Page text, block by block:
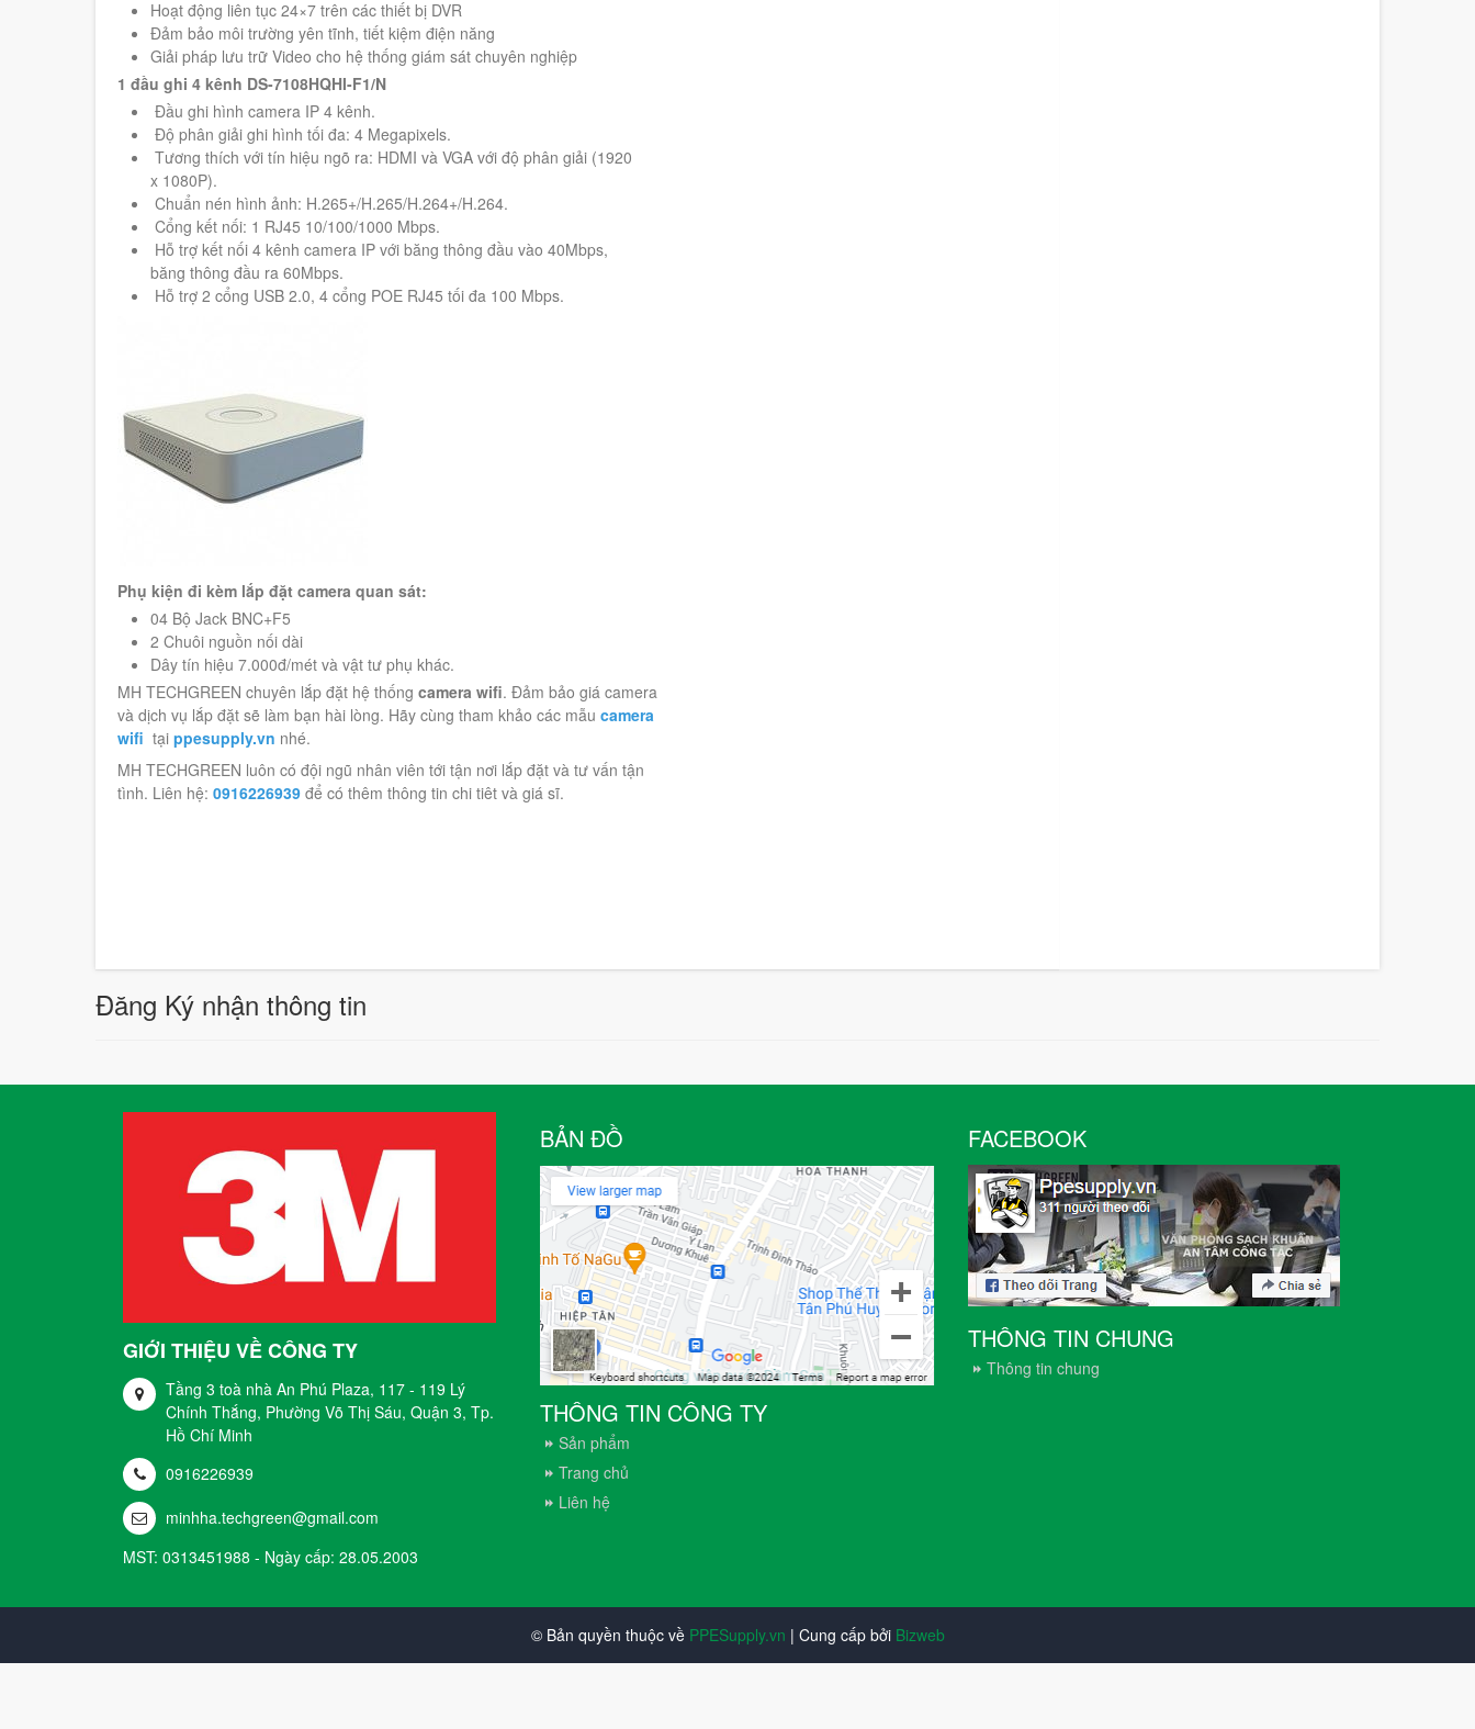
Hoạt động liên tục 24×7 trên các thiết bị DVR
Đảm bảo môi trường yên tĩnh, tiết kiệm điện năng
Giải pháp lưu trữ Video cho hệ thống giám sát chuyên nghiệp
1 đầu ghi 4 kênh DS-7108HQHI-F1/N
Đầu ghi hình camera IP 4 kênh.
Độ phân giải ghi hình tối đa: 4 Megapixels.
Tương thích với tín hiệu ngõ ra: HDMI và VGA với độ phân giải (1920
x 1080P).
Chuẩn nén hình ảnh: H.265+/H.265/H.264+/H.264.
Cổng kết nối: 1 RJ45 10/100/1000 Mbps.
Hỗ trợ kết nối 4 kênh camera IP với băng thông đầu vào 40Mbps,
băng thông đầu ra 60Mbps.
Hỗ trợ 2 cổng USB 2.0, 4 cổng POE RJ45 tối đa 100 Mbps.
Phụ kiện đi kèm lắp đặt camera quan sát:
04 Bộ Jack BNC+F5
2 Chuôi nguồn nối dài
Dây tín hiệu 7.000đ/mét và vật tư phụ khác.
MH TECHGREEN chuyên lắp đặt hệ thống camera wifi. Đảm bảo giá camera
và dịch vụ lắp đặt sẽ làm bạn hài lòng. Hãy cùng tham khảo các mẫu camera
wifi tại ppesupply.vn nhé.
MH TECHGREEN luôn có đội ngũ nhân viên tới tận nơi lắp đặt và tư vấn tận
tình. Liên hệ: 0916226939 để có thêm thông tin chi tiêt và giá sĩ.
Đăng Ký nhận thông tin
GIỚI THIỆU VỀ CÔNG TY
Tầng 3 toà nhà An Phú Plaza, 117 - 119 Lý
Chính Thắng, Phường Võ Thị Sáu, Quận 3, Tp.
Hồ Chí Minh
0916226939
minhha.techgreen@gmail.com
MST: 0313451988 - Ngày cấp: 28.05.2003
BẢN ĐỒ
THÔNG TIN CÔNG TY
Sản phẩm
Trang chủ
Liên hệ
FACEBOOK
THÔNG TIN CHUNG
Thông tin chung
© Bản quyền thuộc về PPESupply.vn | Cung cấp bởi Bizweb